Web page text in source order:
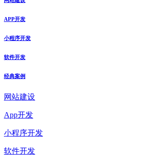
APP开发
小程序开发
软件开发
经典案例
网站建设
App开发
小程序开发
软件开发